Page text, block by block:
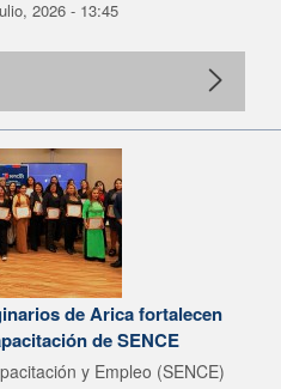
2026 - 13:45
de Arica fortalecen
de SENCE
y Empleo (SENCE)